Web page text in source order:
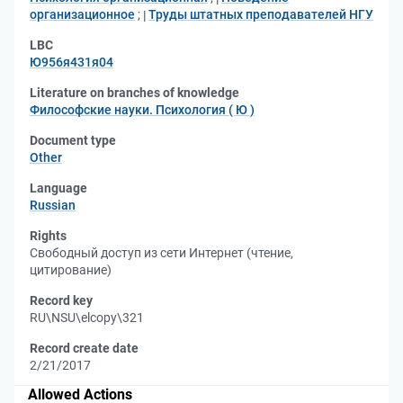
организационное ; Труды штатных преподавателей НГУ
LBC
Ю956я431я04
Literature on branches of knowledge
Философские науки. Психология ( Ю )
Document type
Other
Language
Russian
Rights
Свободный доступ из сети Интернет (чтение,
цитирование)
Record key
RU\NSU\elcopy\321
Record create date
2/21/2017
Allowed Actions